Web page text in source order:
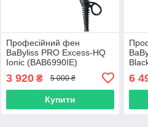
Професійний фен
BaByliss PRO Excess-HQ
Ionic (BAB6990IE)
3 920₴ 5 000 ₴
Купити
6